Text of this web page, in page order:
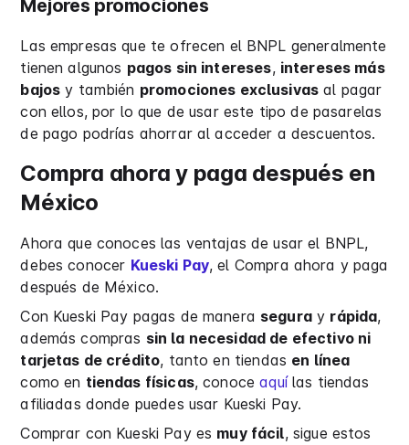
Mejores promociones
Las empresas que te ofrecen el BNPL generalmente
tienen algunos pagos sin intereses, intereses más
bajos y también promociones exclusivas al pagar
con ellos, por lo que de usar este tipo de pasarelas
de pago podrías ahorrar al acceder a descuentos.
Compra ahora y paga después en
México
Ahora que conoces las ventajas de usar el BNPL,
debes conocer Kueski Pay, el Compra ahora y paga
después de México.
Con Kueski Pay pagas de manera seguray rápida,
además compras sin la necesidad de efectivo ni
tarjetas de crédito, tanto en tiendas en línea
como en tiendas físicas, conoceaquílas tiendas
afiliadas donde puedes usar Kueski Pay.
Comprar con Kueski Pay es muy fácil, sigue estos